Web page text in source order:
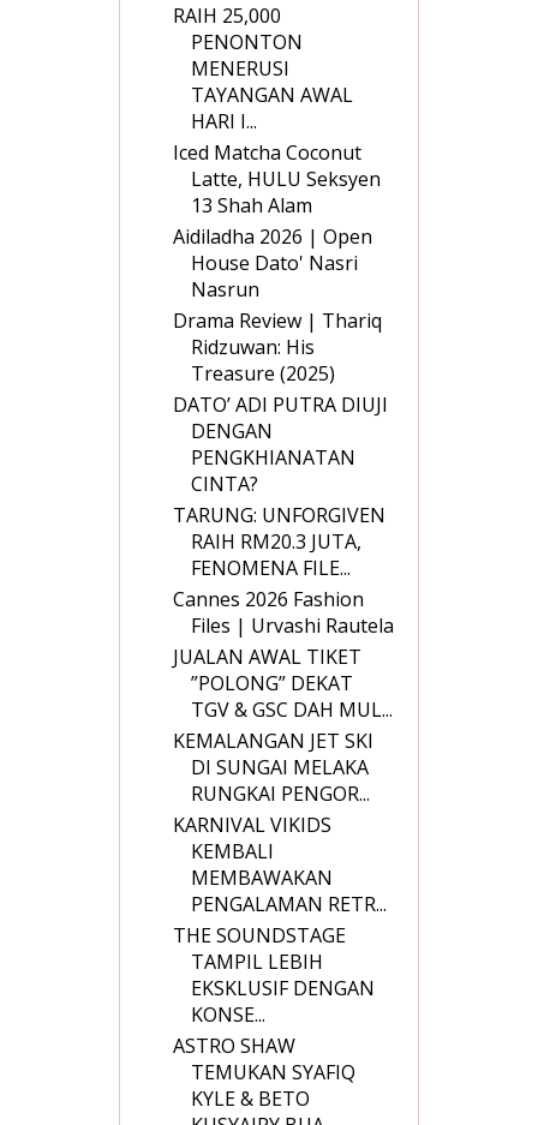
RAIH 25,000
PENONTON
MENERUSI
TAYANGAN AWAL
HARI I...
Iced Matcha Coconut
Latte, HULU Seksyen
13 Shah Alam
Aidiladha 2026 | Open
House Dato' Nasri
Nasrun
Drama Review | Thariq
Ridzuwan: His
Treasure (2025)
DATO’ ADI PUTRA DIUJI
DENGAN
PENGKHIANATAN
CINTA?
TARUNG: UNFORGIVEN
RAIH RM20.3 JUTA,
FENOMENA FILE...
Cannes 2026 Fashion
Files | Urvashi Rautela
JUALAN AWAL TIKET
”POLONG” DEKAT
TGV & GSC DAH MUL...
KEMALANGAN JET SKI
DI SUNGAI MELAKA
RUNGKAI PENGOR...
KARNIVAL VIKIDS
KEMBALI
MEMBAWAKAN
PENGALAMAN RETR...
THE SOUNDSTAGE
TAMPIL LEBIH
EKSKLUSIF DENGAN
KONSE...
ASTRO SHAW
TEMUKAN SYAFIQ
KYLE & BETO